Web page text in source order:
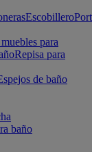
Escobillero
para
Repisa para
de baño
baño